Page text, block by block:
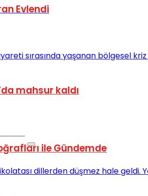
Evlendi
mahsur kaldı
ile Gündemde